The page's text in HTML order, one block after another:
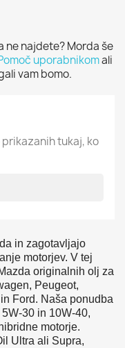
ne najdete? Morda še
uporabnikomali
vam bomo.
tukaj, ko
in zagotavljajo
motorjev. V tej
originalnih olj za
Peugeot,
Ford. Naša ponudba
30 in 10W-40,
motorje.
Ultra ali Supra,